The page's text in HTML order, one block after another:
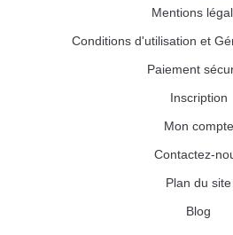
Mentions
Conditions d'utilisation et
Paiement
Inscription
Mon compte
Contactez-
Plan du site
Blog